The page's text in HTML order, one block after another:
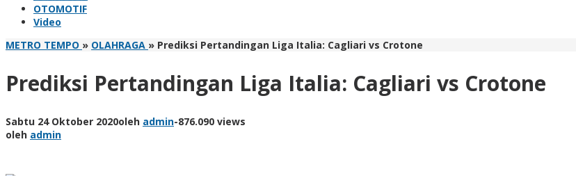
OTOMOTIF
Video
METRO TEMPO » OLAHRAGA » Prediksi Pertandingan Liga Italia: Cagliari vs Crotone
Prediksi Pertandingan Liga Italia: Cagliari vs Crotone
Sabtu 24 Oktober 2020oleh admin-876.090 views
oleh admin